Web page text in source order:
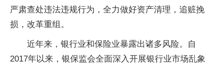
严肃查处违法违规行为，全力做好资产清理，追赃挽
损，改革重组。
近年来，银行业和保险业暴露出诸多风险。自
2017年以来，银保监会全面深入开展银行业市场乱象